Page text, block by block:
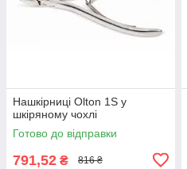
Нашкірниці Olton 1S у
шкіряному чохлі
Готово до відправки
791,52 ₴ 816 ₴